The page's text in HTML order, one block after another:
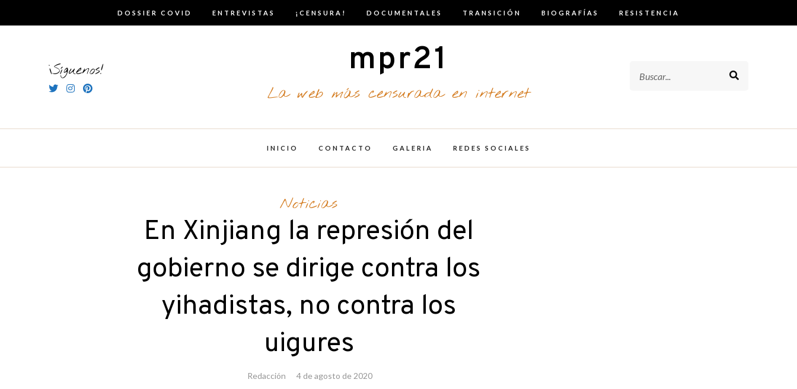
DOSSIER COVID ENTREVISTAS ¡CENSURA! DOCUMENTALES TRANSICIÓN BIOGRAFÍAS RESISTENCIA
¡Síguenos! mpr21
La web más censurada en internet
INICIO CONTACTO GALERIA REDES SOCIALES
Noticias
En Xinjiang la represión del
gobierno se dirige contra los
yihadistas, no contra los
uigures
Redacción 4 de agosto de 2020